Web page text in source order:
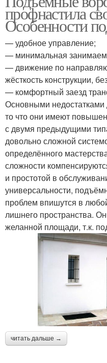
Самодельные вороты
Откидные вороты
Ворот в гараже
Распашные вороты
Ворот из уголка
профнастила
Особенности
— удобное управление;
— минимальная
— движение по
жёсткость конструкции,
— комфортный заезд
Основными недостатками
то что они имеют
с двумя предыдущими
довольно сложной
определённого
сложности
и простотой в
универсальности,
проблем впишутся в
лишнего пространства.
желанной площади, т.к.
читать дальше →